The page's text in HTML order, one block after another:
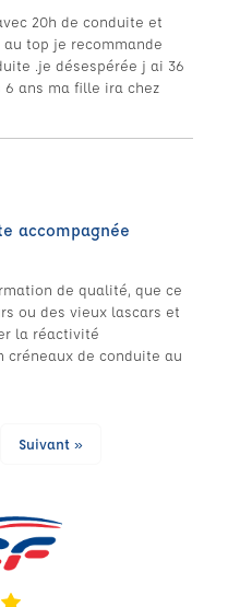
20h de conduite et
top je recommande
.je désespérée j ai 36
ans ma fille ira chez
accompagnée
de qualité, que ce
ou des vieux lascars et
la réactivité
créneaux de conduite au
Suivant »